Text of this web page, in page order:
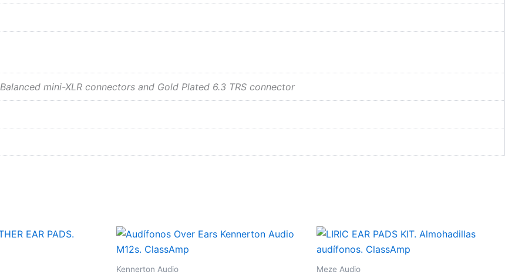
mini-XLR connectors and Gold Plated 6.3 TRS connector
Kennerton Audio Meze Audio